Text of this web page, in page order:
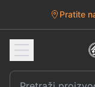
Pratite